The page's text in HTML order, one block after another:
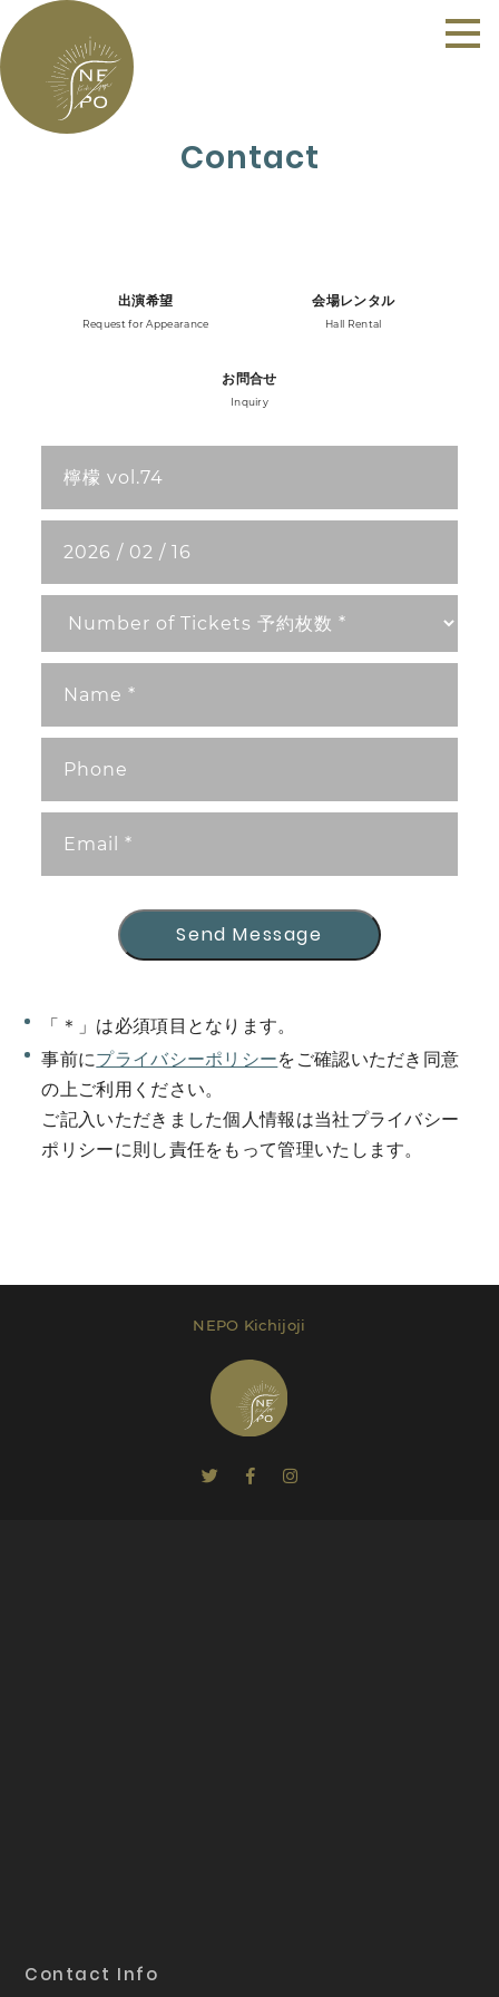
Contact
出演希望
Request for Appearance
会場レンタル
Hall Rental
お問合せ
Inquiry
Send Message
Send Message
Send Message
「＊」は必須項目となります。
事前にプライバシーポリシーをご確認いただき同意
の上ご利用ください。
ご記入いただきました個人情報は当社プライバシー
ポリシーに則し責任をもって管理いたします。
NEPO Kichijoji
Contact Info